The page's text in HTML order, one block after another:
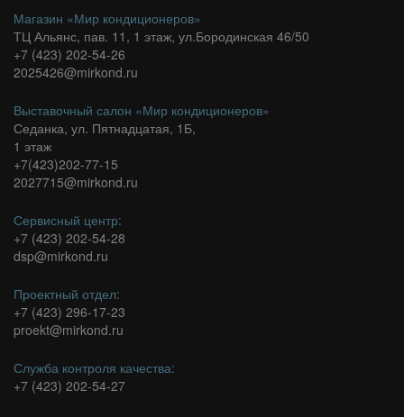
Магазин «Мир кондиционеров»
ТЦ Альянс, пав. 11, 1 этаж, ул.Бородинская 46/50
+7 (423) 202-54-26
2025426@mirkond.ru
Выставочный салон «Мир кондиционеров»
Седанка, ул. Пятнадцатая, 1Б,
1 этаж
+7(423)202-77-15
2027715@mirkond.ru
Сервисный центр:
+7 (423) 202-54-28
dsp@mirkond.ru
Проектный отдел:
+7 (423) 296-17-23
proekt@mirkond.ru
Служба контроля качества:
+7 (423) 202-54-27